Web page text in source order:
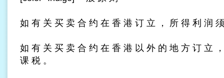
如 有 关 买 卖 合 约 在 香 港 订 立 ， 所 得 利 润
如 有 关 买 卖 合 约 在 香 港 以 外 的 地 方 订 立
课 税 。